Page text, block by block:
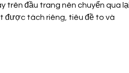
trên đầu trang nên chuyển qua lại
được tách riêng, tiêu đề to và